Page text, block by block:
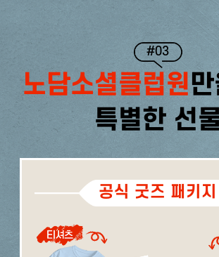
#03
노담소셜클럽원
특별한 선
공식 굿즈 패키지